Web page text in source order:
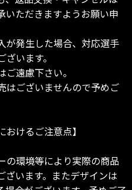
いただきますようお願い申
発生した場合、対応選手
います。
遠慮下さい。
ございませんので予めご
おけるご注意点】
の環境等により実際の商品
ざいます。またデザインは